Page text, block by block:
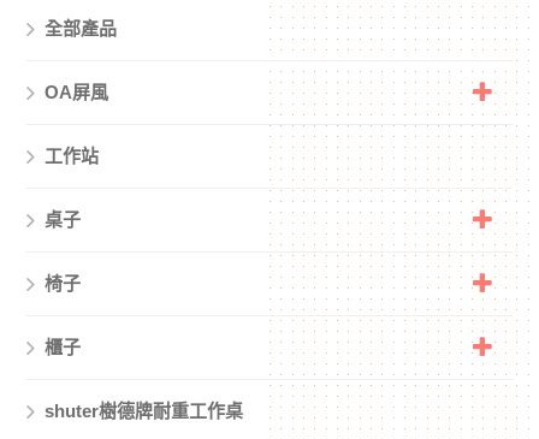
全部產品
OA屏風
工作站
桌子
椅子
櫃子
shuter樹德牌耐重工作桌